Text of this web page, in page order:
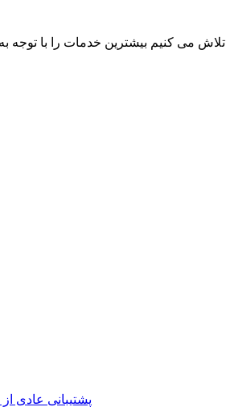
تلاش می کنیم بیشترین خدمات را با توجه
پشتیبانی عادی